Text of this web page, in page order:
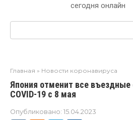
сегодня онлайн
Главная » Новости коронавируса
Япония отменит все въездные
COVID-19 с 8 мая
Опубликовано: 15.04.2023